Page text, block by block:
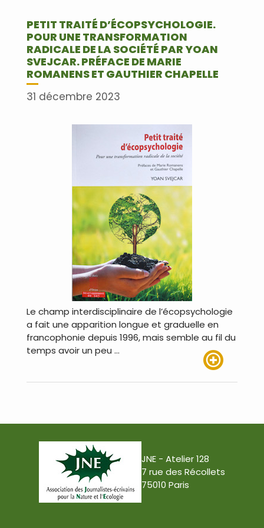
PETIT TRAITÉ D’ÉCOPSYCHOLOGIE.
POUR UNE TRANSFORMATION
RADICALE DE LA SOCIÉTÉ PAR YOAN
SVEJCAR. PRÉFACE DE MARIE
ROMANENS ET GAUTHIER CHAPELLE
31 décembre 2023
Le champ interdisciplinaire de l’écopsychologie
a fait une apparition longue et graduelle en
francophonie depuis 1996, mais semble au fil du
temps avoir un peu …
JNE - Atelier 128
7 rue des Récollets
75010 Paris